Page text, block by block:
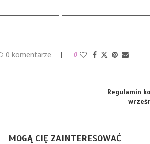
0 komentarze 0
Regulamin
MOGĄ CIĘ ZAINTERESOWAĆ